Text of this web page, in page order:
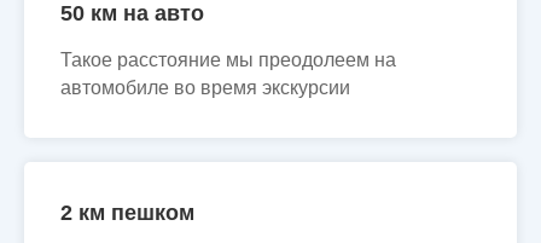
50 км на авто
Такое расстояние мы преодолеем на
автомобиле во время экскурсии
2 км пешком